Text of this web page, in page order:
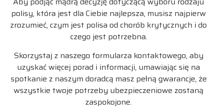
polisy, która jest dla Ciebie najlepsza, musisz najpierw
zrozumieć, czym jest polisa od chorób krytycznych i do
czego jest potrzebna.
Skorzystaj z naszego formularza kontaktowego, aby
uzyskać więcej porad i informacji, umawiając się na
spotkanie z naszym doradcą masz pełną gwarancje, że
wszystkie twoje potrzeby ubezpieczeniowe zostaną
zaspokojone.